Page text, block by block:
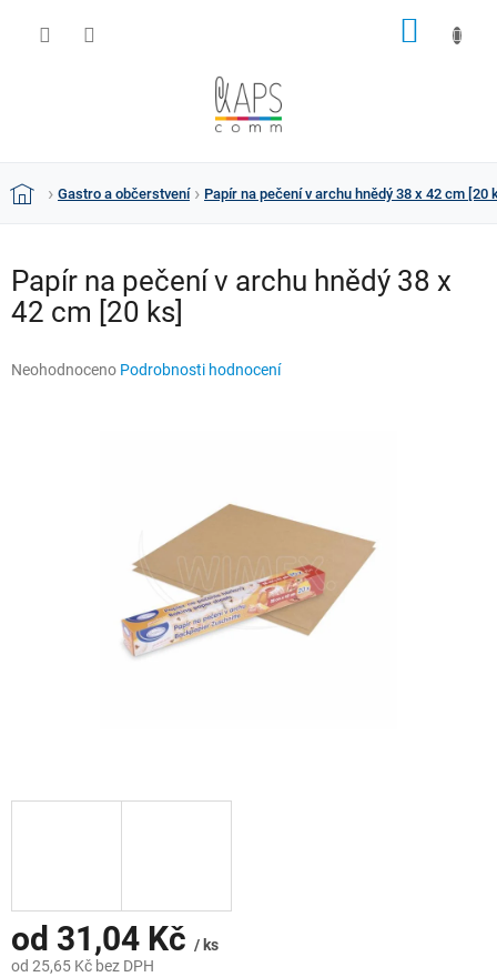
DomůGastro a občerstvení Papír na pečení v archu hnědý 38 x 42 cm [20
Papír na pečení v archu hnědý 38 x
42 cm [20 ks]
Průměrné
Neohodnoceno Podrobnosti hodnocení
od 31,04 Kč / ks
od 25,65 Kč bez DPH